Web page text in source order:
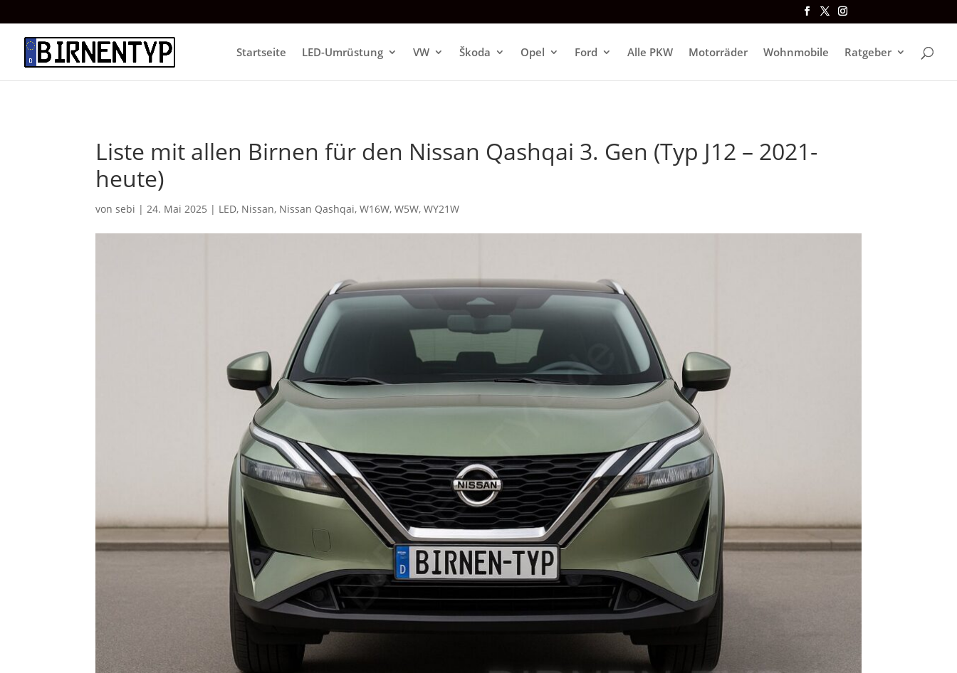
Startseite LED-Umrüstung VW Škoda Opel Ford Alle PKW Motorräder Wohnmobile Ratgeber
Liste mit allen Birnen für den Nissan Qashqai 3. Gen (Typ J12 – 2021-
heute)
vonsebi | 24. Mai 2025 | LED, Nissan, Nissan Qashqai,W16W,W5W,WY21W